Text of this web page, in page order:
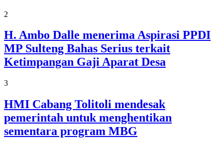
2
H. Ambo Dalle menerima Aspirasi PPDI
MP Sulteng Bahas Serius terkait
Ketimpangan Gaji Aparat Desa
3
HMI Cabang Tolitoli mendesak
pemerintah untuk menghentikan
sementara program MBG